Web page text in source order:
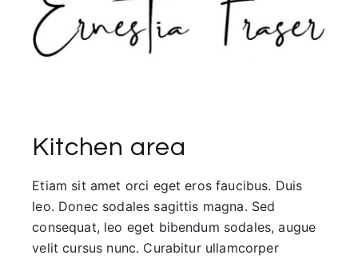
Kitchen area
Etiam sit amet orci eget eros faucibus. Duis
leo. Donec sodales sagittis magna. Sed
consequat, leo eget bibendum sodales, augue
velit cursus nunc. Curabitur ullamcorper